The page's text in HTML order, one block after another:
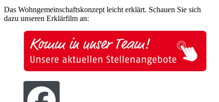
Das Wohngemeinschaftskonzept leicht erklärt. Schauen Sie sich
dazu unseren Erklärfilm an: